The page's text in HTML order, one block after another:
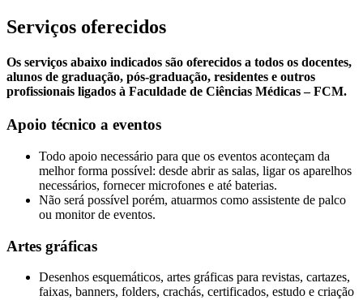
Serviços oferecidos
Os serviços abaixo indicados são oferecidos a todos os docentes,
alunos de graduação, pós-graduação, residentes e outros
profissionais ligados à Faculdade de Ciências Médicas – FCM.
Apoio técnico a eventos
Todo apoio necessário para que os eventos aconteçam da
melhor forma possível: desde abrir as salas, ligar os aparelhos
necessários, fornecer microfones e até baterias.
Não será possível porém, atuarmos como assistente de palco
ou monitor de eventos.
Artes gráficas
Desenhos esquemáticos, artes gráficas para revistas, cartazes,
faixas, banners, folders, crachás, certificados, estudo e criação